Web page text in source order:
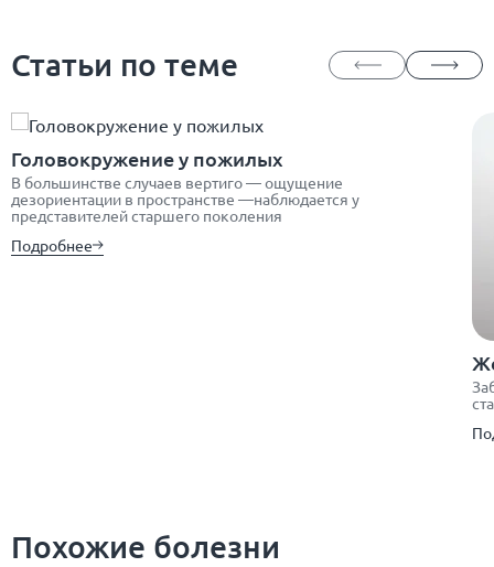
Статьи по теме
Головокружение у пожилых
В большинстве случаев вертиго — ощущение
дезориентации в пространстве —наблюдается у
представителей старшего поколения
Подробнее
Похожие болезни